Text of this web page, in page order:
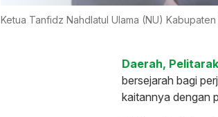
Ketua Tanfidz Nahdlatul Ulama (NU)
Daerah,
bersejarah bagi
kaitannya dengan